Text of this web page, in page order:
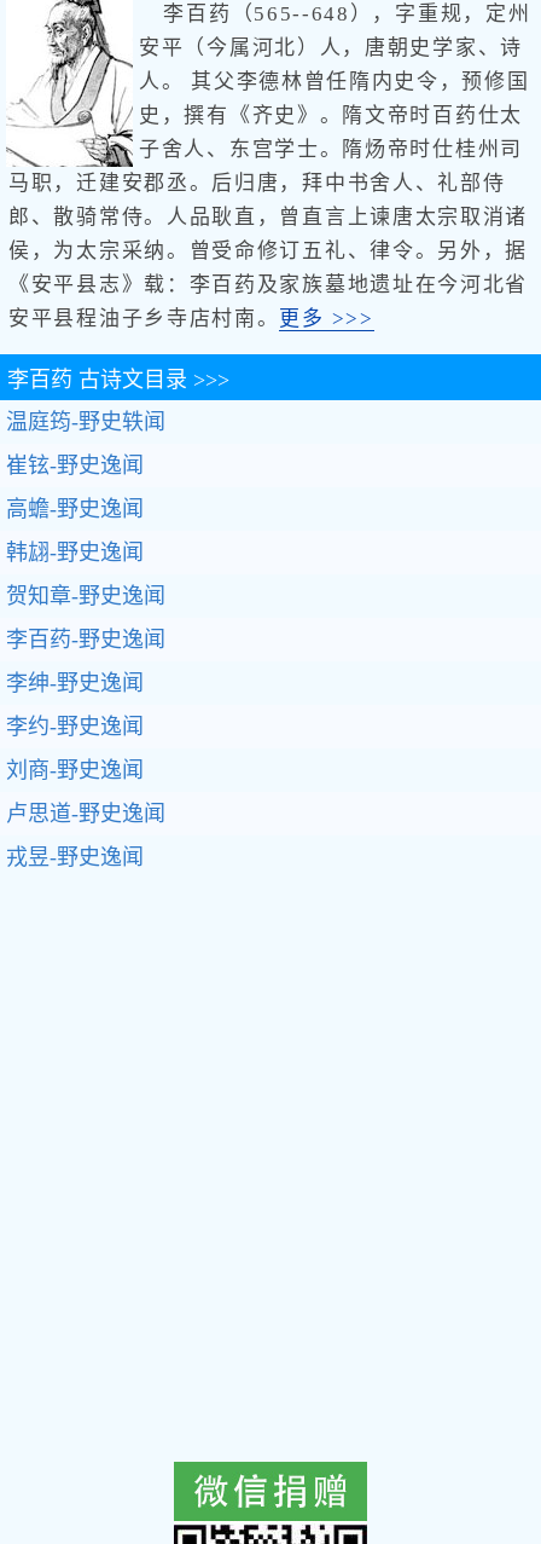
李百药（565--648），字重规，定州
安平（今属河北）人，唐朝史学家、诗
人。 其父李德林曾任隋内史令，预修国
史，撰有《齐史》。隋文帝时百药仕太
子舍人、东宫学士。隋炀帝时仕桂州司
马职，迁建安郡丞。后归唐，拜中书舍人、礼部侍
郎、散骑常侍。人品耿直，曾直言上谏唐太宗取消诸
侯，为太宗采纳。曾受命修订五礼、律令。另外，据
《安平县志》载：李百药及家族墓地遗址在今河北省
安平县程油子乡寺店村南。 更多 >>>
李百药 古诗文目录 >>>
温庭筠-野史轶闻
崔铉-野史逸闻
高蟾-野史逸闻
韩翃-野史逸闻
贺知章-野史逸闻
李百药-野史逸闻
李绅-野史逸闻
李约-野史逸闻
刘商-野史逸闻
卢思道-野史逸闻
戎昱-野史逸闻